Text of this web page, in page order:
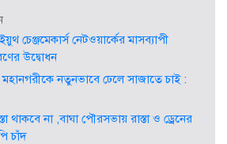
চেঞ্জমেকার্স নেটওয়ার্কের মাসব্যাপী
উদ্বোধন
মহানগরীকে নতুনভাবে ঢেলে সাজাতে চাই :
থাকবে না ,বাঘা পৌরসভায় রাস্তা ও ড্রেনের
চাঁদ